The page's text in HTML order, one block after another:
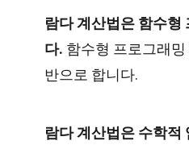
람다 계산법은 함수형
다. 함수형 프로그래
반으로 합니다.
람다 계산법은 수학적